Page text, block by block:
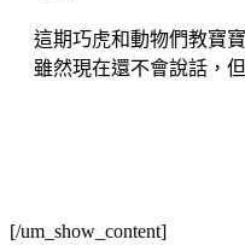
這期巧虎和動物們教寶
雖然現在還不會說話，
[/um_show_content]